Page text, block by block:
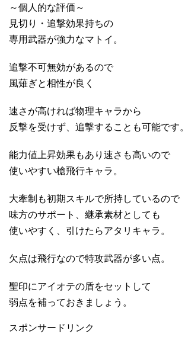
～個人的な評価～
見切り・追撃効果持ちの
専用武器が強力なマトイ。
追撃不可無効があるので
風薙ぎと相性が良く
速さが高ければ物理キャラから
反撃を受けず、追撃することも可能です。
能力値上昇効果もあり速さも高いので
使いやすい槍飛行キャラ。
大牽制も初期スキルで所持しているので
味方のサポート、継承素材としても
使いやすく、引けたらアタリキャラ。
欠点は飛行なので特攻武器が多い点。
聖印にアイオテの盾をセットして
弱点を補っておきましょう。
スポンサードリンク